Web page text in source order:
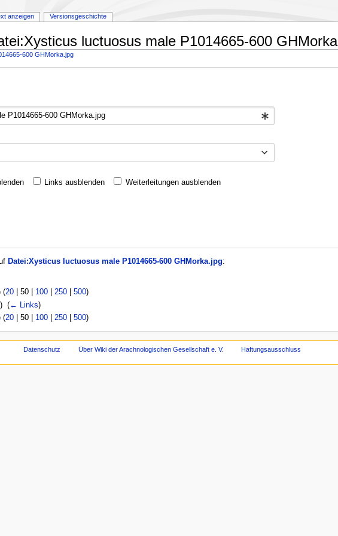
luctuosus male P1014665-600
600 GHMorka.jpg
Links ausblenden Weiterleitungen ausblenden
Datei:Xysticus luctuosus male P1014665-600 GHMorka.jpg:
(20| 50| 100| 250| 500)
(← Links)
(20| 50| 100| 250| 500)
anzeigen Versionsgeschichte
Datenschutz Über Wiki der Arachnologischen Gesellschaft e. V. Haftungsausschluss